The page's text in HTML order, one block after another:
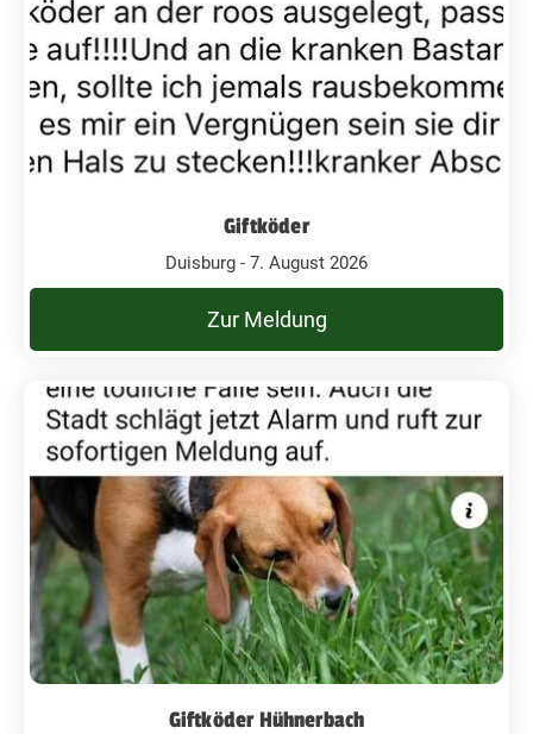
Giftköder
Duisburg - 7. August 2026
Zur Meldung
Giftköder Hühnerbach